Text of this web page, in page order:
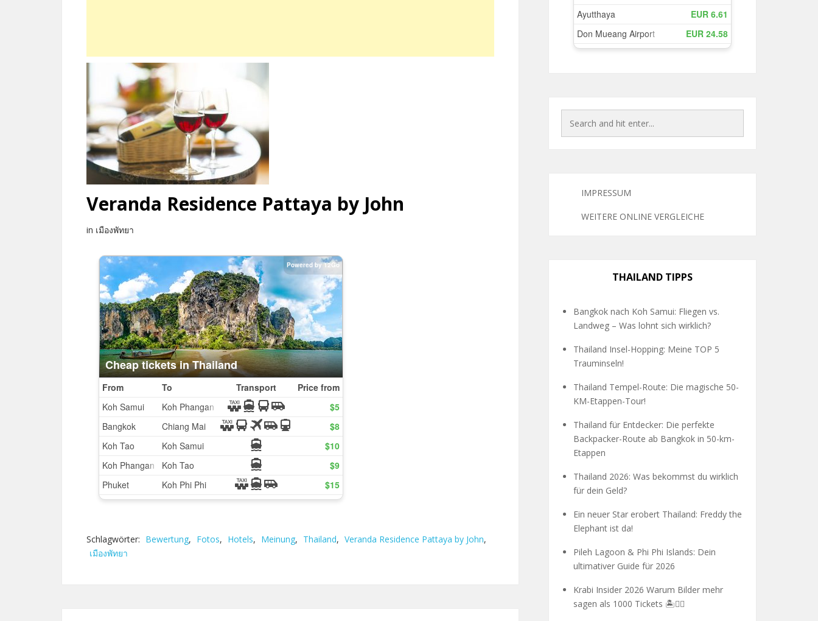
Veranda Residence Pattaya by John
in เมืองพัทยา
Schlagwörter: Bewertung, Fotos, Hotels, Meinung, Thailand, Veranda Residence Pattaya by John,
เมืองพัทยา
IMPRESSUM
WEITERE ONLINE VERGLEICHE
THAILAND TIPPS
Bangkok nach Koh Samui: Fliegen vs.
Landweg – Was lohnt sich wirklich?
Thailand Insel-Hopping: Meine TOP 5
Trauminseln!
Thailand Tempel-Route: Die magische 50-
KM-Etappen-Tour!
Thailand für Entdecker: Die perfekte
Backpacker-Route ab Bangkok in 50-km-
Etappen
Thailand 2026: Was bekommst du wirklich
für dein Geld?
Ein neuer Star erobert Thailand: Freddy the
Elephant ist da!
Pileh Lagoon & Phi Phi Islands: Dein
ultimativer Guide für 2026
Krabi Insider 2026 Warum Bilder mehr
sagen als 1000 Tickets 🏝️🧗‍♂️